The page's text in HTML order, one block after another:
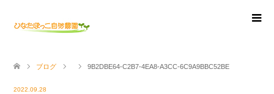
ブログ 9B2DBE64-C2B7-4EA8-A3CC-6C9A9BBC52BE
2022.09.28